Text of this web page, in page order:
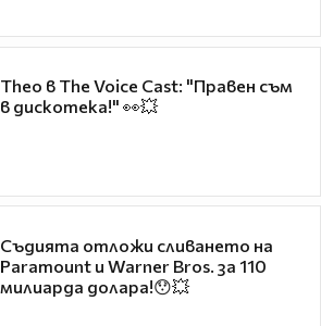
Theo в The Voice Cast: "Правен съм
в дискотека!" 👀💥
Съдията отложи сливането на
Paramount и Warner Bros. за 110
милиарда долара!😯💥